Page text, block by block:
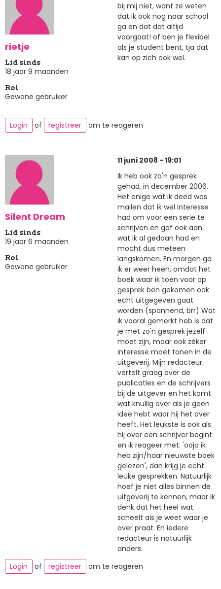
rietje
Lid sinds
18 jaar 9 maanden
Rol
Gewone gebruiker
bij mij niet, want ze weten
dat ik ook nog naar school
ga en dat dat altijd
voorgaat! of ben je flexibel
als je student bent, tja dat
kan op zich ook wel.
Login of registreer om te reageren
Silent Dream
Lid sinds
19 jaar 6 maanden
Rol
Gewone gebruiker
11 juni 2008 - 19:01
Ik heb ook zo'n gesprek
gehad, in december 2006.
Het enige wat ik deed was
mailen dat ik wel interesse
had om voor een serie te
schrijven en gaf ook aan
wat ik al gedaan had en
mocht dus meteen
langskomen. En morgen ga
ik er weer heen, omdat het
boek waar ik toen voor op
gesprek ben gekomen ook
echt uitgegeven gaat
worden (spannend, brr) Wat
ik vooral gemerkt heb is dat
je met zo'n gesprek jezelf
moet zijn, maar ook zéker
interesse moet tonen in de
uitgeverij. Mijn redacteur
vertelt graag over de
publicaties en de schrijvers
bij de uitgever en het komt
wat knullig over als je geen
idee hebt waar hij het over
heeft. Het leukste is ook als
hij over een schrijver begint
en ik reageer met: 'ooja ik
heb zijn/haar nieuwste boek
gelezen', dan krijg je echt
leuke gesprekken. Natuurlijk
hoef je niet alles binnen de
uitgeverij te kennen, maar ik
denk dat het heel wat
scheelt als je weet waar je
over praat. En iedere
redacteur is natuurlijk
anders.
Login
of registreer om te reageren